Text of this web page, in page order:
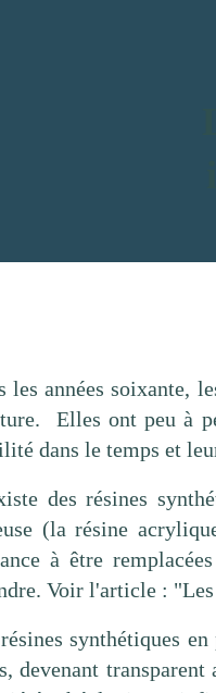
les années soixante,
Elles ont peu à
dans le temps et
des résines
(la résine
à être
Voir l'article : "
synthétiques
devenant